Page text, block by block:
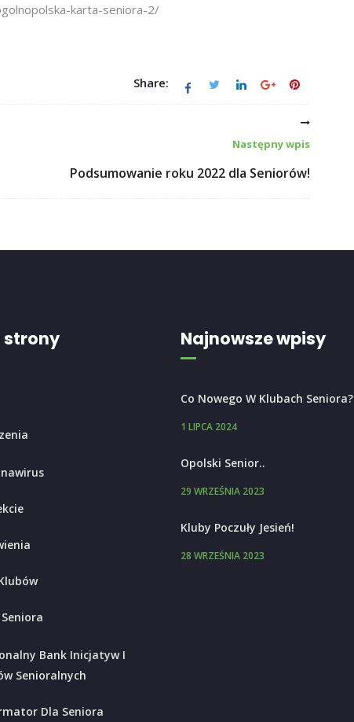
karta-seniora-2/
Share:
Następny wpis
Podsumowanie roku 2022 dla Seniorów!
strony
Bank Inicjatyw I
Senioralnych
Dla Seniora
Najnowsze wpisy
Co Nowego W Klubach Seniora?
1 LIPCA 2024
Opolski Senior..
29 WRZEŚNIA 2023
Kluby Poczuły Jesień!
28 WRZEŚNIA 2023